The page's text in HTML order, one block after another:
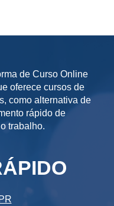
de Curso Online
oferece cursos de
como alternativa de
rápido de
trabalho.